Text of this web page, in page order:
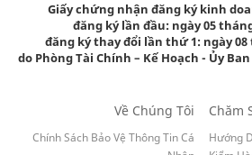
Giấy chứng nhận đăng ký kinh
đăng ký lần đầu: ngày 05
đăng ký thay đổi lần thứ 1: ngày 08
do Phòng Tài Chính – Kế Hoạch - Ủy
Về Chúng Tôi
Chính Sách Bảo Vệ Thông Tin Cá
Chăm
Hướng